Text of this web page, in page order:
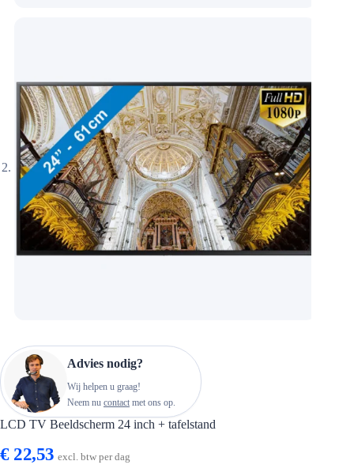
Advies nodig?
Wij helpen u graag!
Neem nu contact met ons op.
LCD TV Beeldscherm 24 inch + tafelstand
€22,53 excl. btw per dag